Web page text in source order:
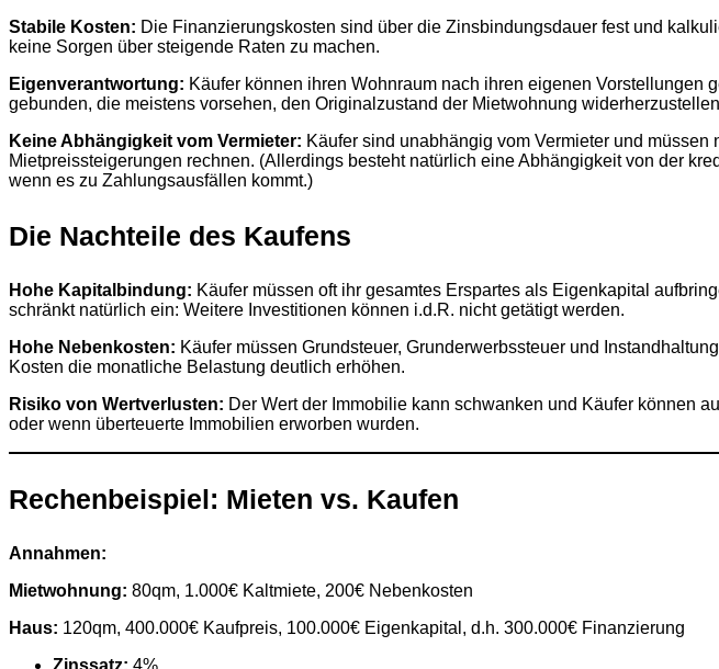
Stabile Kosten: Die Finanzierungskosten sind über die Zinsbindungsdauer fest und
keine Sorgen über steigende Raten zu machen.
Eigenverantwortung: Käufer können ihren Wohnraum nach ihren eigenen Vorstellungen
gebunden, die meistens vorsehen, den Originalzustand der Mietwohnung
Keine Abhängigkeit vom Vermieter: Käufer sind unabhängig vom Vermieter und
Mietpreissteigerungen rechnen. (Allerdings besteht natürlich eine Abhängigkeit von der
wenn es zu Zahlungsausfällen kommt.)
Die Nachteile des Kaufens
Hohe Kapitalbindung: Käufer müssen oft ihr gesamtes Erspartes als Eigenkapital
schränkt natürlich ein: Weitere Investitionen können i.d.R. nicht getätigt werden.
Hohe Nebenkosten: Käufer müssen Grundsteuer, Grunderwerbssteuer und
Kosten die monatliche Belastung deutlich erhöhen.
Risiko von Wertverlusten: Der Wert der Immobilie kann schwanken und Käufer können
oder wenn überteuerte Immobilien erworben wurden.
Rechenbeispiel: Mieten vs. Kaufen
Annahmen:
Mietwohnung: 80qm, 1.000€ Kaltmiete, 200€ Nebenkosten
Haus: 120qm, 400.000€ Kaufpreis, 100.000€ Eigenkapital, d.h. 300.000€ Finanzierung
Zinssatz: 4%